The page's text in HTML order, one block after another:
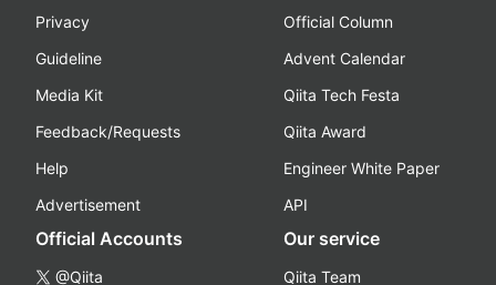
Privacy
Guideline
Media Kit
Feedback/Requests
Help
Advertisement
Official Column
Advent Calendar
Qiita Tech Festa
Qiita Award
Engineer White Paper
API
Official Accounts
@Qiita
Our service
Qiita Team